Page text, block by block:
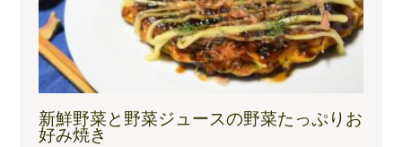
新鮮野菜と野菜ジュースの野菜たっぷりお
好み焼き